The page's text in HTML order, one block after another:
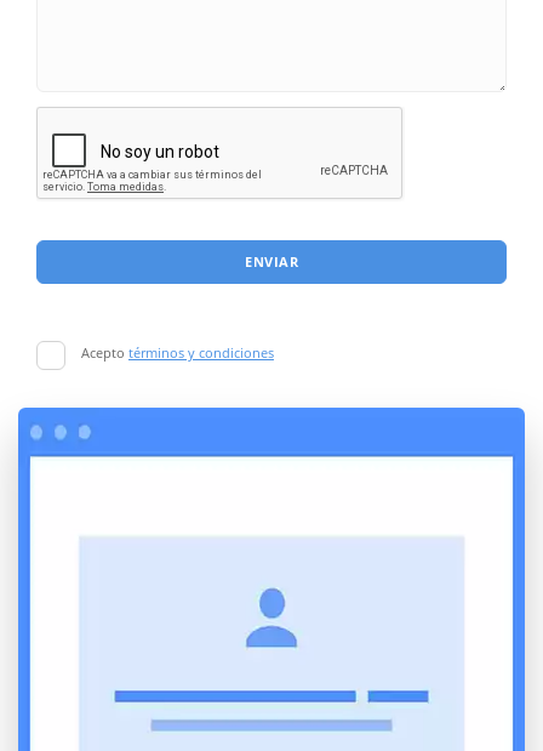
ENVIAR
Acepto términos y condiciones